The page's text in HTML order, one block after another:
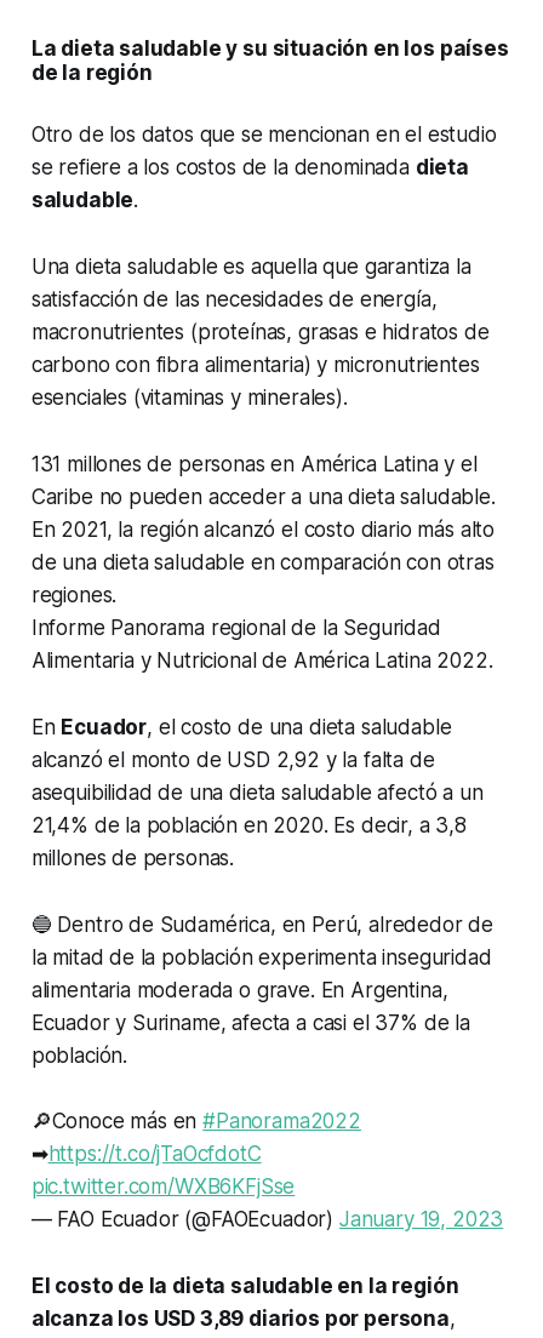
La dieta saludable y su situación en los países
de la región
Otro de los datos que se mencionan en el estudio
se refiere a los costos de la denominada dieta
saludable.
Una dieta saludable es aquella que garantiza la
satisfacción de las necesidades de energía,
macronutrientes (proteínas, grasas e hidratos de
carbono con fibra alimentaria) y micronutrientes
esenciales (vitaminas y minerales).
131 millones de personas en América Latina y el
Caribe no pueden acceder a una dieta saludable.
En 2021, la región alcanzó el costo diario más alto
de una dieta saludable en comparación con otras
regiones.
Informe Panorama regional de la Seguridad
Alimentaria y Nutricional de América Latina 2022.
En Ecuador, el costo de una dieta saludable
alcanzó el monto de USD 2,92 y la falta de
asequibilidad de una dieta saludable afectó a un
21,4% de la población en 2020. Es decir, a 3,8
millones de personas.
🔵 Dentro de Sudamérica, en Perú, alrededor de
la mitad de la población experimenta inseguridad
alimentaria moderada o grave. En Argentina,
Ecuador y Suriname, afecta a casi el 37% de la
población.
🔎Conoce más en#Panorama2022
➡https://t.co/jTaOcfdotC
pic.twitter.com/WXB6KFjSse
— FAO Ecuador (@FAOEcuador) January 19, 2023
El costo de la dieta saludable en la región
alcanza los USD 3,89 diarios por persona,